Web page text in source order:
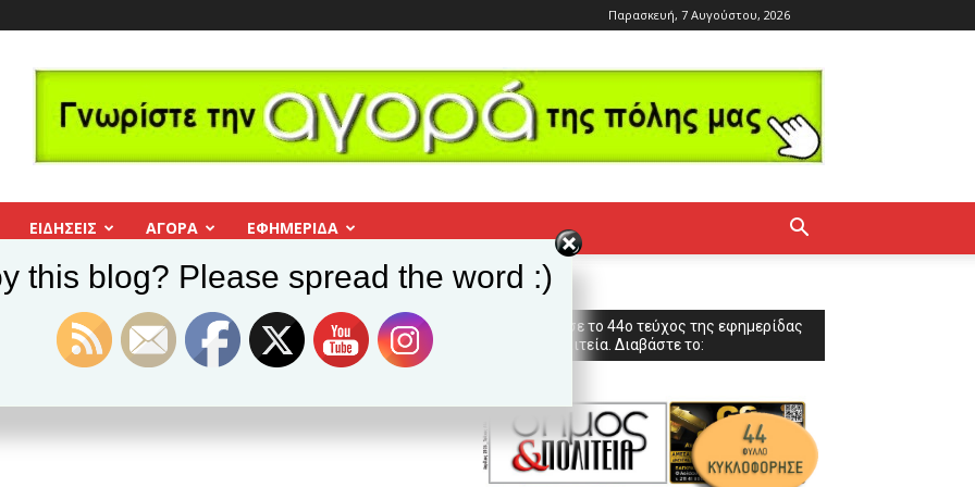
Παρασκευή, 7 Αυγούστου, 2026
ΕΙΔΗΣΕΙΣ ΑΓΟΡΑ ΕΦΗΜΕΡΊΔΑ
συμβούλιο 4-0
συμβούλιο
Κυκλοφόρησε το 44ο τεύχος της εφημερίδας
Δήμος & Πολιτεία. Διαβάστε το:
this blog? Please spread the word :)